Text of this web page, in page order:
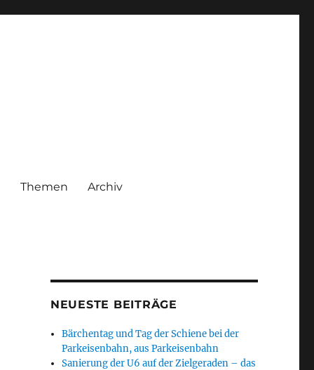
Themen Archiv
NEUESTE BEITRÄGE
Bärchentag und Tag der Schiene bei der
Parkeisenbahn, aus Parkeisenbahn
Sanierung der U6 auf der Zielgeraden – das